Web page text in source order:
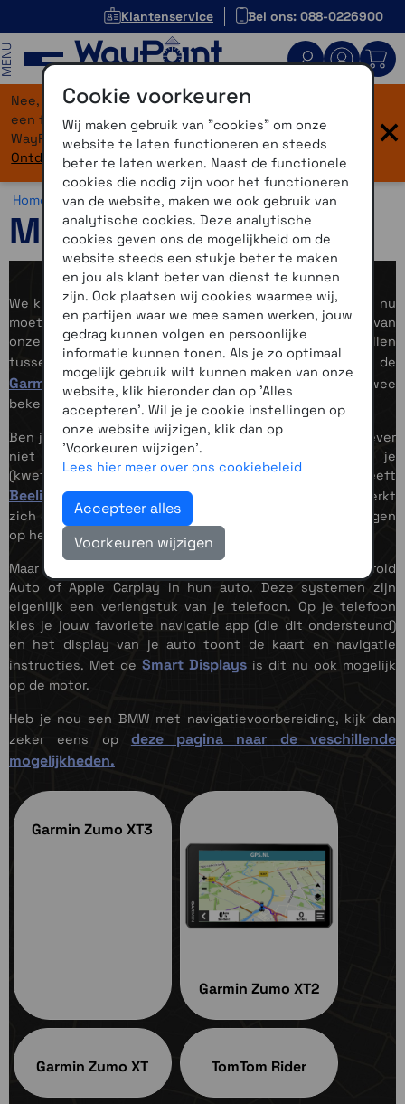
Klantenservice Bel ons: 088-0226900
Nee, je bent niet verdwaald! Onze website heeft
een flinke upgrade gekregen. Dezelfde vertrouwde
WayPoint-service, maar dan in een modern jasje.
Ontdek hier wat er allemaal nieuw is.
×
Home >Motor >Motornavigatie
Motornavigatie
We krijgen natuurlijk regelmatig de vraag welke GPS men nu
moet kopen voor gebruik op de motor. Op andere delen van
onze website leggen we al veel uit over de verschillen
tussen de mogelijkheden van deTomTom Rider en de
Garmin Zumo. Maar er is meer dan alleen deze twee
bekende merken.
Ben je op zoek naar een navigatisysteem maar wil je liever
niet een groot display op je motor monteren of je
(kwetsbare) telefoon gebruiken op je stuur? Dan heeft
Beeline
de oplossing. Het systeem van Beeline kenmerkt
zich door het compacte formaat en duidelijke aanwijzingen
op het display.
Maar ook steeds meer mensen zijn gewend aan Android
Auto of Apple Carplay in hun auto. Deze systemen zijn
eigenlijk een verlengstuk van je telefoon. Op je telefoon
kies je jouw favoriete navigatie app (die dit ondersteund)
en het display van je auto toont de kaart en navigatie
instructies. Met de Smart Displays is dit nu ook mogelijk
op de motor.
Heb je nou een BMW met navigatievoorbereiding, kijk dan
zeker eens op deze pagina naar de veschillende
mogelijkheden.
Garmin Zumo XT3
Garmin Zumo XT2
Garmin Zumo XT TomTom Rider
Cookie voorkeuren
Wij maken gebruik van "cookies" om onze
website te laten functioneren en steeds
beter te laten werken. Naast de functionele
cookies die nodig zijn voor het functioneren
van de website, maken we ook gebruik van
analytische cookies. Deze analytische
cookies geven ons de mogelijkheid om de
website steeds een stukje beter te maken
en jou als klant beter van dienst te kunnen
zijn. Ook plaatsen wij cookies waarmee wij,
en partijen waar we mee samen werken, jouw
gedrag kunnen volgen en persoonlijke
informatie kunnen tonen. Als je zo optimaal
mogelijk gebruik wilt kunnen maken van onze
website, klik hieronder dan op 'Alles
accepteren'. Wil je je cookie instellingen op
onze website wijzigen, klik dan op
'Voorkeuren wijzigen'.
Lees hier meer over ons cookiebeleid
Accepteer alles
Voorkeuren wijzigen